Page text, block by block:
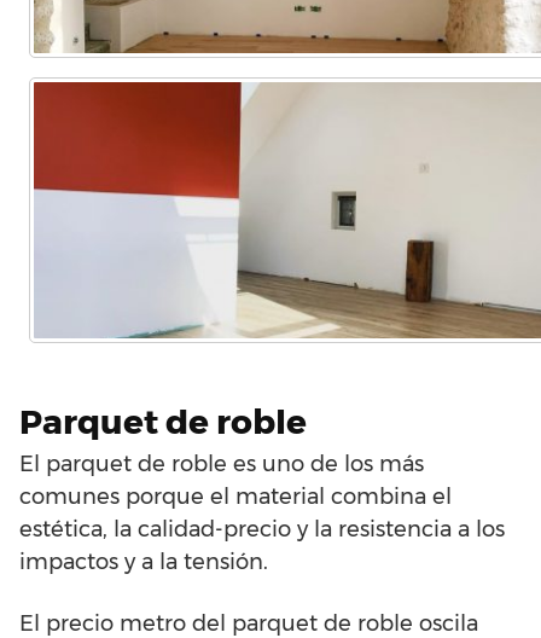
Parquet de roble
El parquet de roble es uno de los más
comunes porque el material combina el
estética, la calidad-precio y la resistencia a los
impactos y a la tensión.
El precio metro del parquet de roble oscila